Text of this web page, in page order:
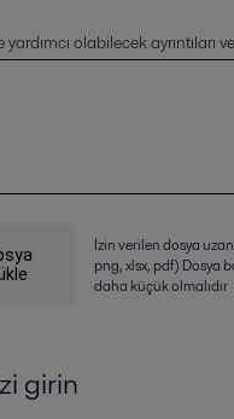
olabilecek ayrıntıları
İzin verilen dosya
png, xlsx, pdf) Dosya
daha küçük olmalıdır
girin